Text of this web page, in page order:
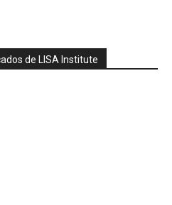
de LISA Institute